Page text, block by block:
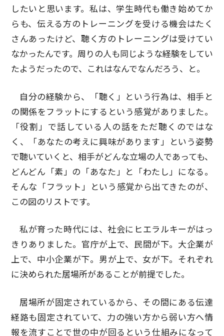
したいと思います。私は、学生時代も働き始めてか
らも、伝える方のトレーニングを受ける機会はたく
さんあったけど、聴く方のトレーニングは受けてい
なかったんです。周りの人も同じような経験をしてい
たようだったので、これはなんでなんだろう、と。
自分の経験から、「聴く」という行為は、相手と
の関係をフラットにするという感覚がありました。
「役割」で話している人の話をただ聴くのではな
く、「あなたの考えに興味があります」という姿勢
で聴いていくと、相手がどんな立場の人であっても、
どんどん「素」の「あなた」と「わたし」になる。
そんな「フラット」という感覚から出てきたのが、
この図のリストです。
私が育った時代には、社会にヒエラルキーがはっ
きりありました。官庁が上で、民間が下。大企業が
上で、中小企業が下。男が上で、女が下。それぞれ
に決められた居場所があることが前提でした。
居場所が固定されているから、その間にある伝達
経路も固定されていて、力の強い方から弱い方へ情
報を流すことで世の中が回るという仕組みになって